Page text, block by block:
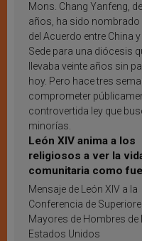
Mons. Chang Yanfeng,
años, ha sido nombrado
del Acuerdo entre China
Sede para una diócesis
llevaba veinte años sin
hoy. Pero hace tres
comprometer
controvertida ley que
minorías.
León XIV anima a los
religiosos a ver la
comunitaria como
inspiración y
Mensaje de León XIV a la
Conferencia de
Mayores de Hombres de
Estados Unidos